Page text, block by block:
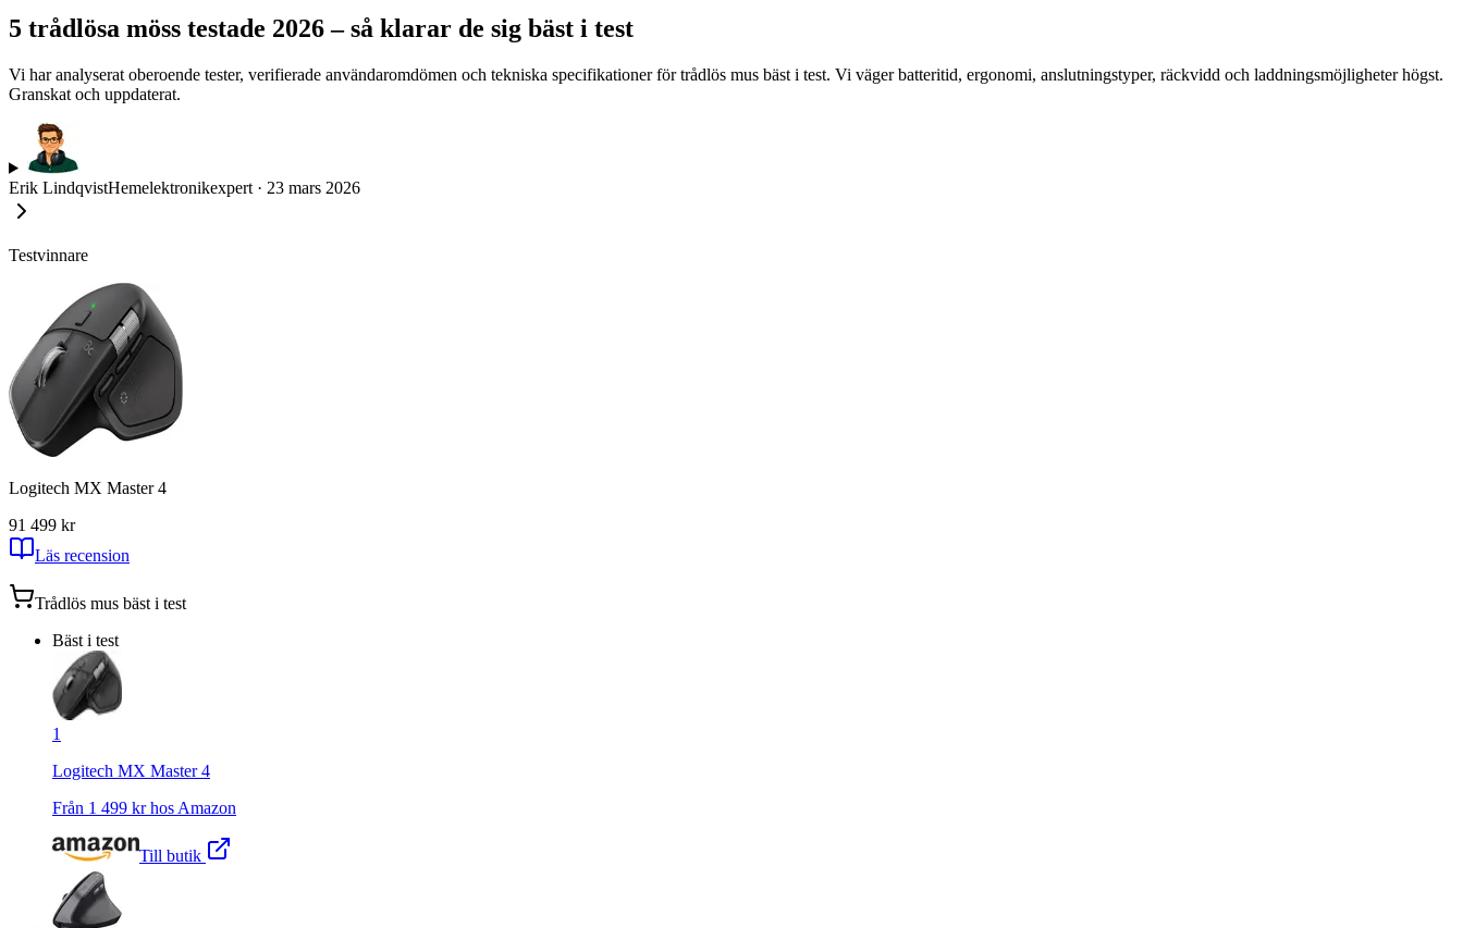
5 trådlösa möss testade 2026 – så klarar de sig bäst i test
Vi har analyserat oberoende tester, verifierade användaromdömen och tekniska specifikationer för trådlös mus bäst i test. Vi väger batteritid, ergonomi, anslutningstyper, räckvidd och laddningsmöjligheter högst.
Granskat och uppdaterat.
Erik LindqvistHemelektronikexpert · 23 mars 2026
Testvinnare
Logitech MX Master 4
91 499 kr
Läs recension
Trådlös mus bäst i test
Bäst i test
1
Logitech MX Master 4
Från 1 499 kr hos Amazon
Till butik